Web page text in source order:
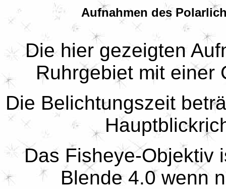
Aufnahmen des
Die hier gezeigten
Ruhrgebiet mit einer
Die Belichtungszeit
Das Fisheye-Objektiv
Blende 4.0 wenn